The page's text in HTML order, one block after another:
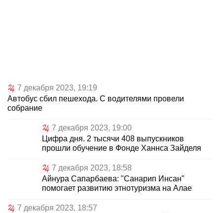
7 декабря 2023, 19:19
Автобус сбил пешехода. С водителями провели
собрание
7 декабря 2023, 19:00
Цифра дня. 2 тысячи 408 выпускников
прошли обучение в Фонде Ханнса Зайделя
7 декабря 2023, 18:58
Айнура Сапарбаева: "Санарип Инсан"
помогает развитию этнотуризма на Алае
7 декабря 2023, 18:57